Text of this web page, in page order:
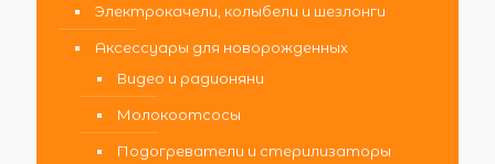
Электрокачели, колыбели и шезлонги
Аксессуары для новорожденных
Видео и радионяни
Молокоотсосы
Подогреватели и стерилизаторы